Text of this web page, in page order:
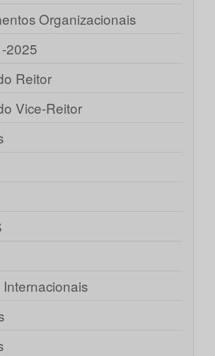
Organizacionais
2025
Reitor
Vice-Reitor